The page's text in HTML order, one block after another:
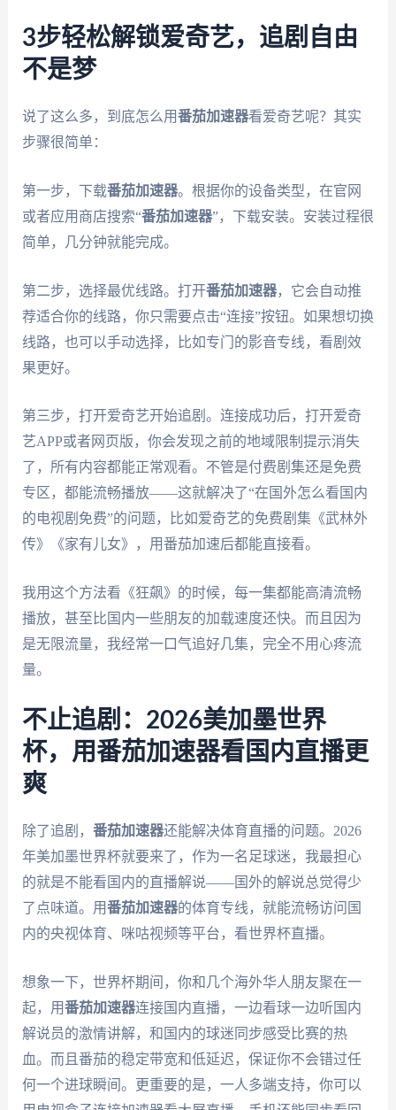
3步轻松解锁爱奇艺，追剧自由
不是梦
说了这么多，到底怎么用番茄加速器看爱奇艺呢？其实
步骤很简单：
第一步，下载番茄加速器。根据你的设备类型，在官网
或者应用商店搜索“番茄加速器”，下载安装。安装过程很
简单，几分钟就能完成。
第二步，选择最优线路。打开番茄加速器，它会自动推
荐适合你的线路，你只需要点击“连接”按钮。如果想切换
线路，也可以手动选择，比如专门的影音专线，看剧效
果更好。
第三步，打开爱奇艺开始追剧。连接成功后，打开爱奇
艺APP或者网页版，你会发现之前的地域限制提示消失
了，所有内容都能正常观看。不管是付费剧集还是免费
专区，都能流畅播放——这就解决了“在国外怎么看国内
的电视剧免费”的问题，比如爱奇艺的免费剧集《武林外
传》《家有儿女》，用番茄加速后都能直接看。
我用这个方法看《狂飙》的时候，每一集都能高清流畅
播放，甚至比国内一些朋友的加载速度还快。而且因为
是无限流量，我经常一口气追好几集，完全不用心疼流
量。
不止追剧：2026美加墨世界
杯，用番茄加速器看国内直播更
爽
除了追剧， 番茄加速器还能解决体育直播的问题。2026
年美加墨世界杯就要来了，作为一名足球迷，我最担心
的就是不能看国内的直播解说——国外的解说总觉得少
了点味道。用番茄加速器的体育专线，就能流畅访问国
内的央视体育、咪咕视频等平台，看世界杯直播。
想象一下，世界杯期间，你和几个海外华人朋友聚在一
起，用番茄加速器连接国内直播，一边看球一边听国内
解说员的激情讲解，和国内的球迷同步感受比赛的热
血。而且番茄的稳定带宽和低延迟，保证你不会错过任
何一个进球瞬间。更重要的是，一人多端支持，你可以